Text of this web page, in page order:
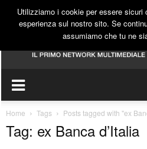
Home Tags Posts tagged with "ex
Tag: ex Banca d’Italia
Utilizziamo i cookie per essere sicuri
esperienza sul nostro sito. Se
assumiamo che tu ne